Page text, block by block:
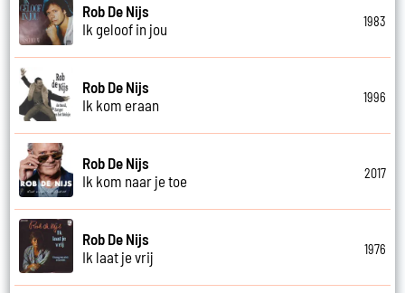
Rob De Nijs
Ik geloof in jou
1983
Rob De Nijs
Ik kom eraan
1996
Rob De Nijs
Ik kom naar je toe
2017
Rob De Nijs
Ik laat je vrij
1976